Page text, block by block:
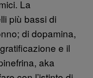
La
più bassi di
di dopamina,
e il
aka